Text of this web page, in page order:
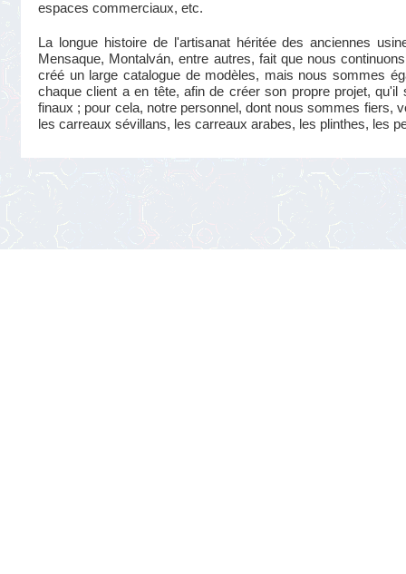
espaces commerciaux, etc.
La longue histoire de l'artisanat héritée des anciennes
Mensaque, Montalván, entre autres, fait que nous
créé un large catalogue de modèles, mais nous sommes
chaque client a en tête, afin de créer son propre projet,
finaux ; pour cela, notre personnel, dont nous sommes fiers,
les carreaux sévillans, les carreaux arabes, les plinthes, les